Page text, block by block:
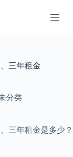
三年租金
分类
三年租金是多少？